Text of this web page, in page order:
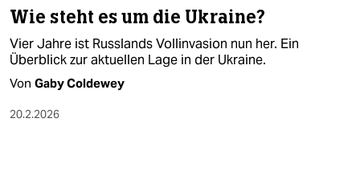
Wie steht es um die Ukraine?
Vier Jahre ist Russlands Vollinvasion nun her. Ein
Überblick zur aktuellen Lage in der Ukraine.
Von Gaby Coldewey
20.2.2026